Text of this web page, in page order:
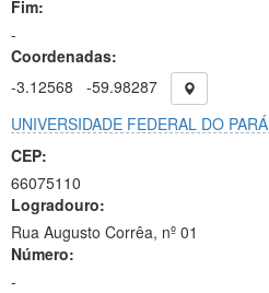
Fim:
-
Coordenadas:
-3.12568
-59.98287
UNIVERSIDADE FEDERAL DO PARÁ
CEP:
66075110
Logradouro:
Rua Augusto Corrêa, nº 01
Número:
-